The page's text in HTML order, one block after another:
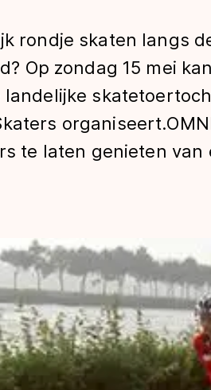
rondje skaten langs
Op zondag 15 mei
te laten genieten van